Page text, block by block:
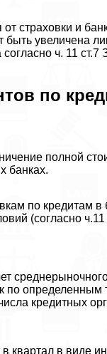
от страховки и
быть увеличена
ч. 11
по
полной
банках.
по кредитам в
(согласно
определенным
кредитных
квартал в виде